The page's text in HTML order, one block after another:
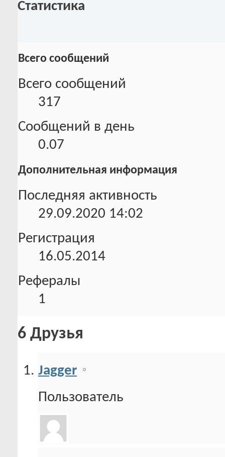
Статистика
Всего сообщений
Всего сообщений
317
Сообщений в день
0.07
Дополнительная информация
Последняя активность
29.09.2020 14:02
Регистрация
16.05.2014
Рефералы
1
6 Друзья
Jagger
Пользователь